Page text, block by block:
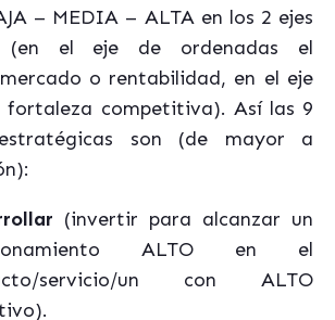
– MEDIA – ALTA en los 2 ejes
(en el eje de ordenadas el
o rentabilidad, en el eje
fortaleza competitiva). Así las 9
son (de mayor a
(invertir para alcanzar un
ALTO en el
servicio/un con ALTO